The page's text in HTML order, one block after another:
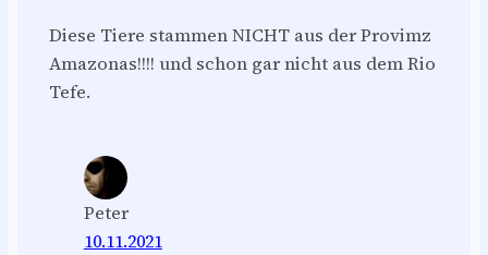
Diese Tiere stammen NICHT aus der Provimz
Amazonas!!!! und schon gar nicht aus dem Rio
Tefe.
Peter
10.11.2021